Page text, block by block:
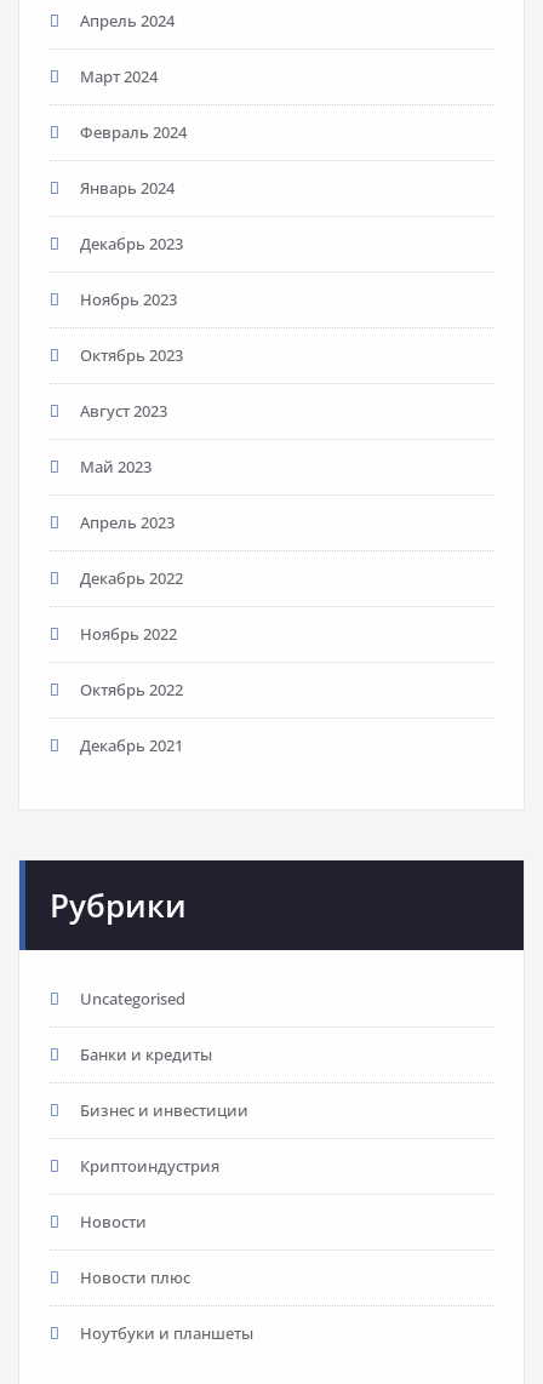
Апрель 2024
Март 2024
Февраль 2024
Январь 2024
Декабрь 2023
Ноябрь 2023
Октябрь 2023
Август 2023
Май 2023
Апрель 2023
Декабрь 2022
Ноябрь 2022
Октябрь 2022
Декабрь 2021
Рубрики
Uncategorised
Банки и кредиты
Бизнес и инвестиции
Криптоиндустрия
Новости
Новости плюс
Ноутбуки и планшеты